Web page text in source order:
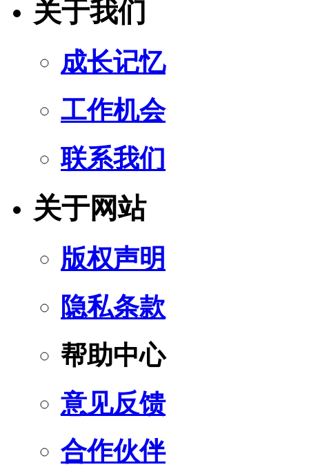
关于我们
成长记忆
工作机会
联系我们
关于网站
版权声明
隐私条款
帮助中心
意见反馈
合作伙伴